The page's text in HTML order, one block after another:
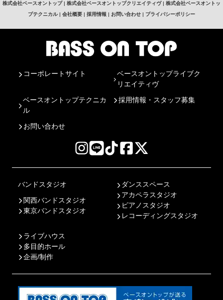
株式会社ベースオントップ| 株式会社ベースオントップクリエイティヴ| 株式会社ベースオントッ
プテクニカル| 会社概要 | 採用情報 | お問い合わせ | プライバシーポリシー
コーポレートサイト
ベースオントップライブク
リエイティヴ
ベースオントップテクニカ
ル
採用情報・スタッフ募集
お問い合わせ
バンドスタジオ
関西バンドスタジオ
東京バンドスタジオ
ダンススペース
アカペラスタジオ
ピアノスタジオ
レコーディングスタジオ
ライブハウス
多目的ホール
企画/制作